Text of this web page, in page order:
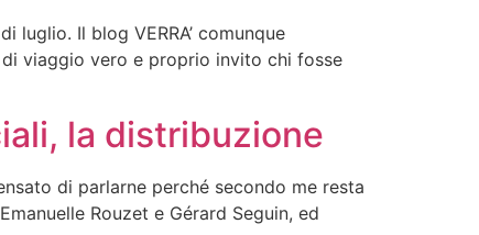
Il blog VERRA’ comunque
viaggio vero e proprio invito chi fosse
la distribuzione
di parlarne perché secondo me resta
Rouzet e Gérard Seguin, ed